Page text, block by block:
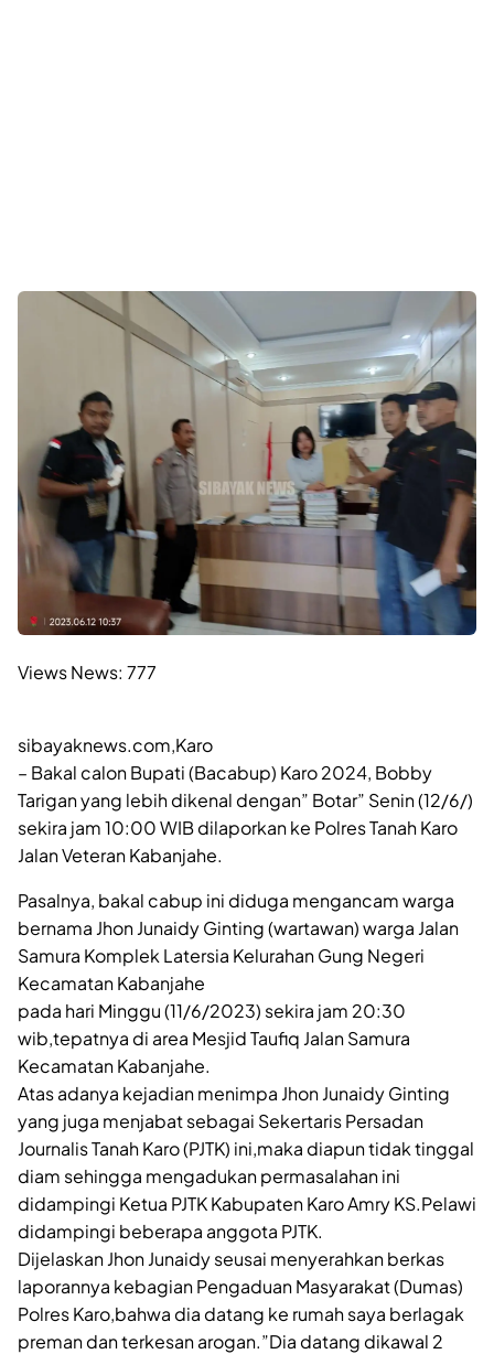
Views News: 777
sibayaknews.com,Karo
– Bakal calon Bupati (Bacabup) Karo 2024, Bobby
Tarigan yang lebih dikenal dengan” Botar” Senin (12/6/)
sekira jam 10:00 WIB dilaporkan ke Polres Tanah Karo
Jalan Veteran Kabanjahe.
Pasalnya, bakal cabup ini diduga mengancam warga
bernama Jhon Junaidy Ginting (wartawan) warga Jalan
Samura Komplek Latersia Kelurahan Gung Negeri
Kecamatan Kabanjahe
pada hari Minggu (11/6/2023) sekira jam 20:30
wib,tepatnya di area Mesjid Taufiq Jalan Samura
Kecamatan Kabanjahe.
Atas adanya kejadian menimpa Jhon Junaidy Ginting
yang juga menjabat sebagai Sekertaris Persadan
Journalis Tanah Karo (PJTK) ini,maka diapun tidak tinggal
diam sehingga mengadukan permasalahan ini
didampingi Ketua PJTK Kabupaten Karo Amry KS.Pelawi
didampingi beberapa anggota PJTK.
Dijelaskan Jhon Junaidy seusai menyerahkan berkas
laporannya kebagian Pengaduan Masyarakat (Dumas)
Polres Karo,bahwa dia datang ke rumah saya berlagak
preman dan terkesan arogan.”Dia datang dikawal 2